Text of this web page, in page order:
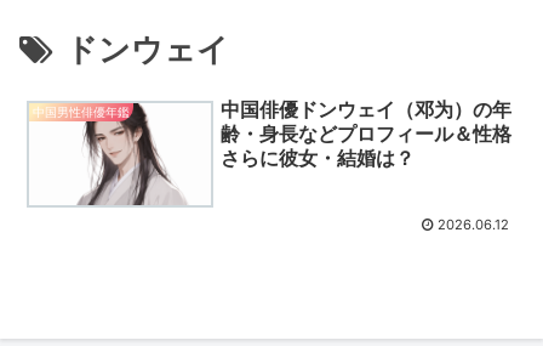
ドンウェイ
中国男性俳優年鑑
中国俳優ドンウェイ（邓为）の年
齢・身長などプロフィール＆性格
さらに彼女・結婚は？
2026.06.12